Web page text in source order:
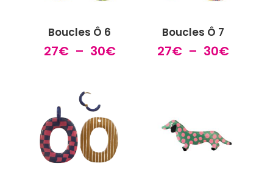
Boucles Ô 6
27€ – 30€Plage
30€
Boucles Ô 7
27€ – 30€Plage